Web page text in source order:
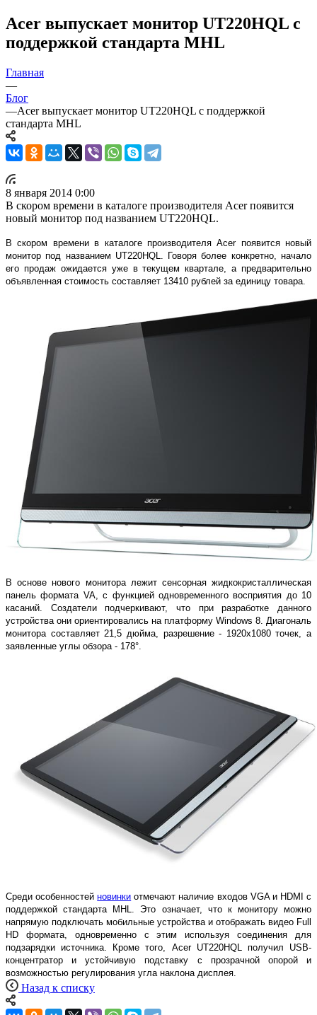
Acer выпускает монитор UT220HQL с
поддержкой стандарта MHL
Главная
—
Блог
—Acer выпускает монитор UT220HQL с поддержкой
стандарта MHL
8 января 2014 0:00
В скором времени в каталоге производителя Acer появится
новый монитор под названием UT220HQL.
В скором времени в каталоге производителя Acer появится новый
монитор под названием UT220HQL. Говоря более конкретно, начало
его продаж ожидается уже в текущем квартале, а предварительно
объявленная стоимость составляет 13410 рублей за единицу товара.
В основе нового монитора лежит сенсорная жидкокристаллическая
панель формата VA, с функцией одновременного восприятия до 10
касаний. Создатели подчеркивают, что при разработке данного
устройства они ориентировались на платформу Windows 8. Диагональ
монитора составляет 21,5 дюйма, разрешение - 1920х1080 точек, а
заявленные углы обзора - 178°.
Среди особенностейновинки отмечают наличие входов VGA и HDMI с
поддержкой стандарта MHL. Это означает, что к монитору можно
напрямую подключать мобильные устройства и отображать видео Full
HD формата, одновременно с этим используя соединения для
подзарядки источника. Кроме того, Acer UT220HQL получил USB-
концентратор и устойчивую подставку с прозрачной опорой и
возможностью регулирования угла наклона дисплея.
Назад к списку